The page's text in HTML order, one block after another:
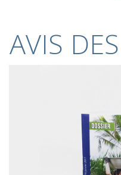
AVIS